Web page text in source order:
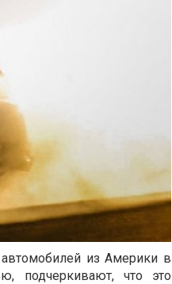
из Америки в
подчеркивают, что это